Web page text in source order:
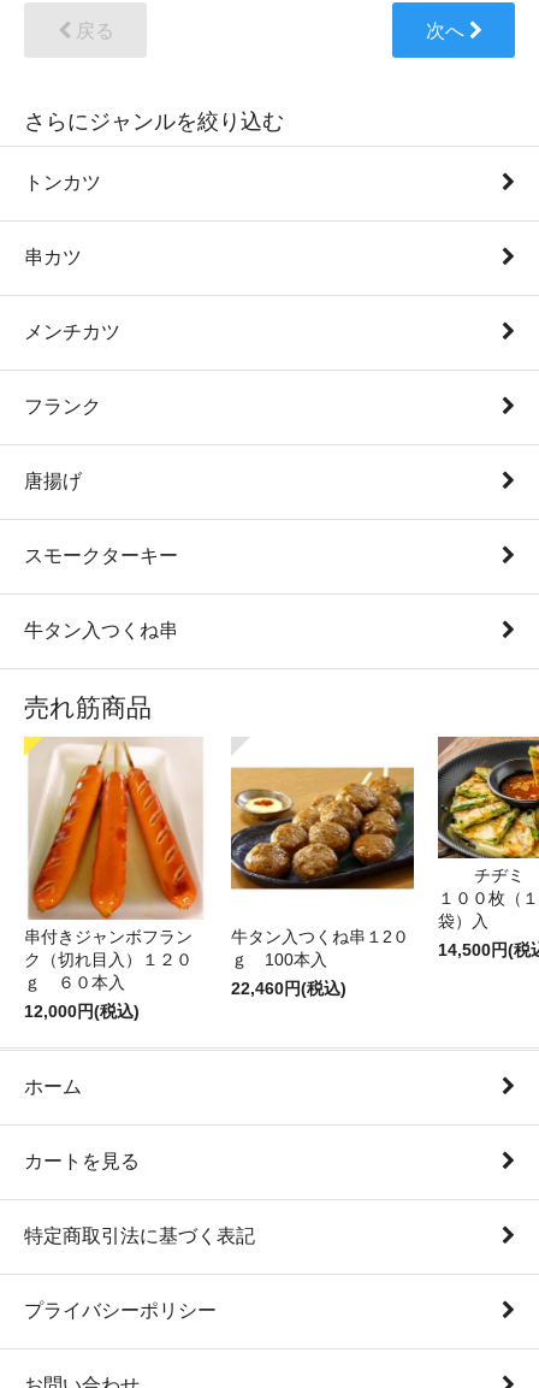
戻る 次へ
さらにジャンルを絞り込む
トンカツ
串カツ
メンチカツ
フランク
唐揚げ
スモークターキー
牛タン入つくね串
売れ筋商品
串付きジャンボフラン
ク（切れ目入）１２０
ｇ ６０本入
12,000円(税込)
牛タン入つくね串１2０
ｇ 100本入
22,460円(税込)
チヂミ
１００枚（
袋）入
14,500円(税
ホーム
カートを見る
特定商取引法に基づく表記
プライバシーポリシー